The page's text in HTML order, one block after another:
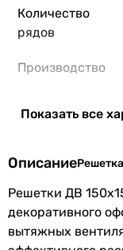
Количество
рядов
Производство
EAN
Дополнительно
Особенности
Показать все
Описание
Решетки ДВ
декоративного
вытяжных